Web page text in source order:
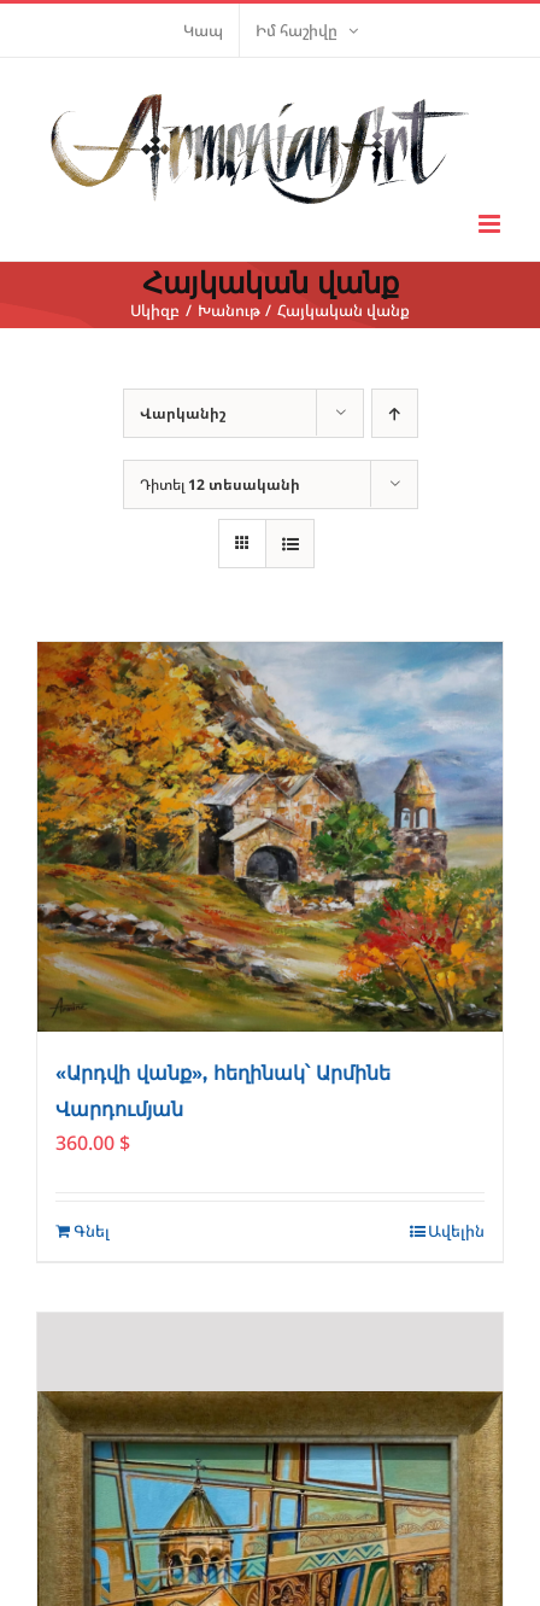
Կապ Իմ հաշիվը
Հայկական վանք
Սկիզբ Խանութ Հայկական վանք
Վարկանիշ
Դիտել 12 տեսականի
«Արդվի վանք», հեղինակ՝ Արմինե
Վարդումյան
360.00 $
Գնել Ավելին